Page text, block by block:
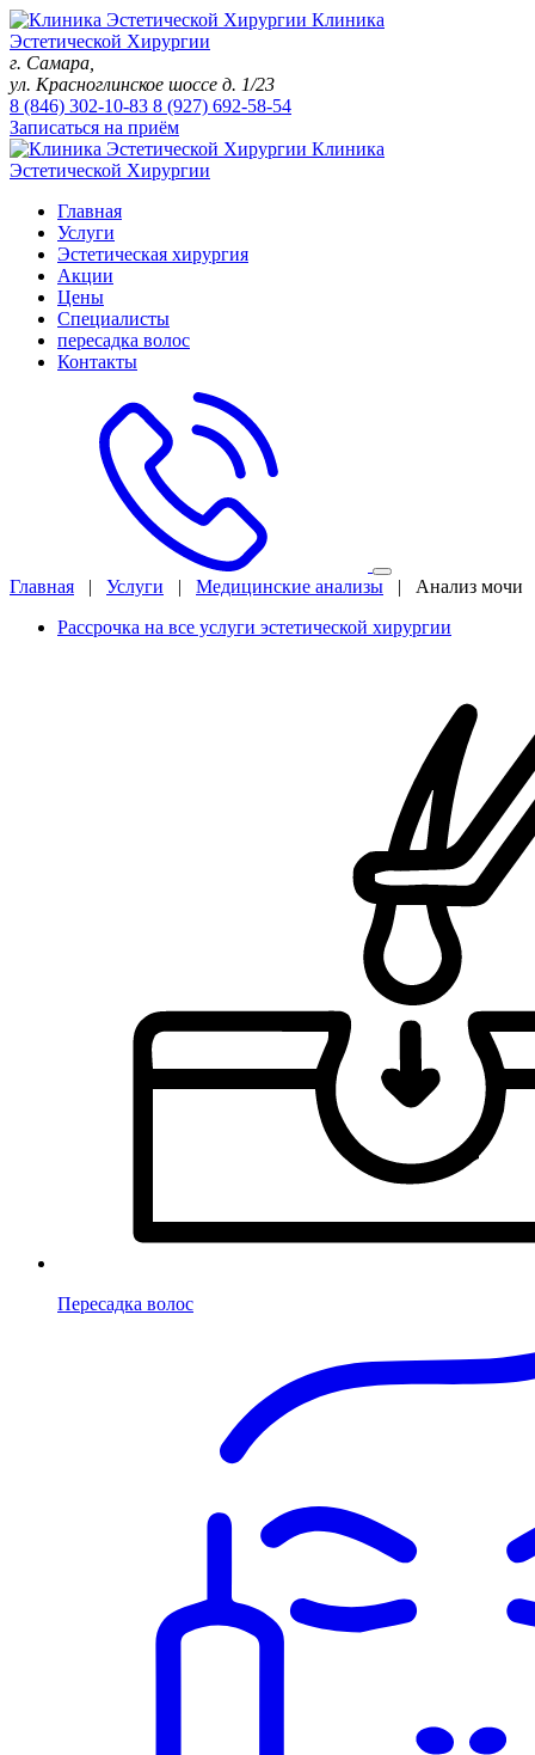
Клиника
Эстетической Хирургии
г. Самара,
ул. Красноглинское шоссе д. 1/23
8 (846) 302-10-83 8 (927) 692-58-54
Записаться на приём
Клиника
Эстетической Хирургии
Главная
Услуги
Эстетическая хирургия
Акции
Цены
Специалисты
пересадка волос
Контакты
Главная | Услуги | Медицинские анализы | Анализ мочи
Рассрочка на все услуги эстетической хирургии
Пересадка волос